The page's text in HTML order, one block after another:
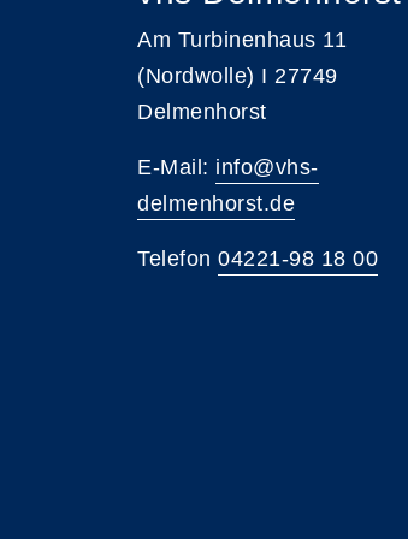
Am Turbinenhaus 11
(Nordwolle) I 27749
Delmenhorst
E-Mail: info@vhs-
delmenhorst.de
Telefon 04221-98 18 00